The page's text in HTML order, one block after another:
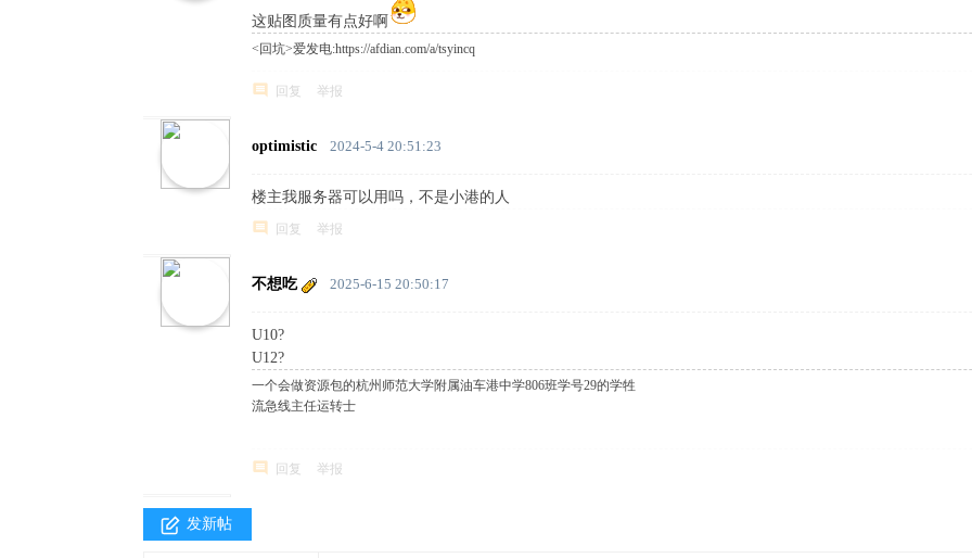
这贴图质量有点好啊
<回坑>爱发电:https://afdian.com/a/tsyincq
回复 举报
optimistic 2024-5-4 20:51:23
楼主我服务器可以用吗，不是小港的人
回复 举报
不想吃 2025-6-15 20:50:17
U10?
U12?
一个会做资源包的杭州师范大学附属油车港中学806班学号29的学牲
流急线主任运转士
回复 举报
发新帖